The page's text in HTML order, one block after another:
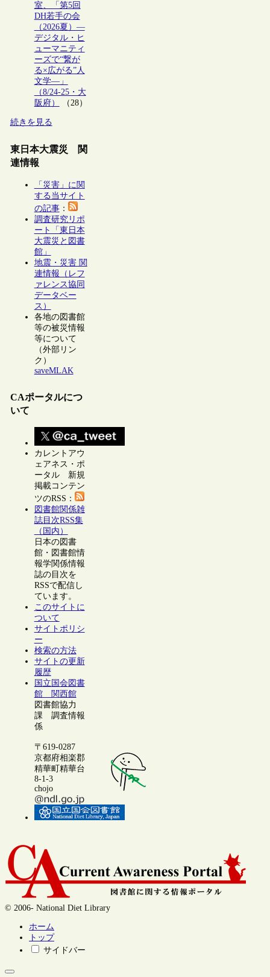
室、「第5回
DH若手の会
（2026夏）―
デジタル・ヒ
ューマニティ
ーズで“繋が
る×広がる”人
文学―」
（8/24-25・大
阪府）
（28）
続きを見る
東日本大震災 関
連情報
「災害」に関
する当サイト
の記事：
調査研究リポ
ート「東日本
大震災と図書
館」
地震・災害 関
連情報（レフ
ァレンス協同
データベー
ス）
各地の図書館
等の被災情報
等について
（外部リン
ク）
saveMLAK
CAポータルにつ
いて
カレントアウ
ェアネス・ポ
ータル 新規
掲載コンテン
ツのRSS：
図書館関係雑
誌目次RSS集
（国内）
日本の図書
館・図書館情
報学関係情報
誌の目次を
RSSで配信し
ています。
このサイトに
ついて
サイトポリシ
ー
検索の方法
サイトの更新
履歴
国立国会図書
館 関西館
図書館協力
課 調査情報
係
〒619-0287
京都府相楽郡
精華町精華台
8-1-3
chojo
© 2006- National Diet Library
ホーム
トップ
サイドバー